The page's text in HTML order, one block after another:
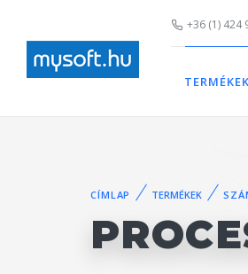
+36 (1) 424
TERMÉKEK
CÍMLAP TERMÉKEK